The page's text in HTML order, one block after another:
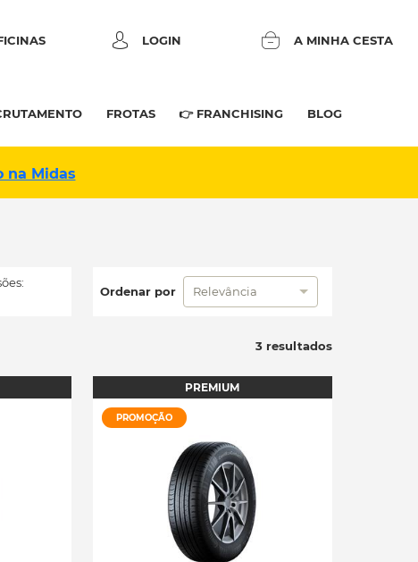
LOGIN A MINHA CESTA
FROTAS 👉 FRANCHISING BLOG
na Midas
Ordenar por Relevância
3 resultados
PREMIUM
PROMOÇÃO